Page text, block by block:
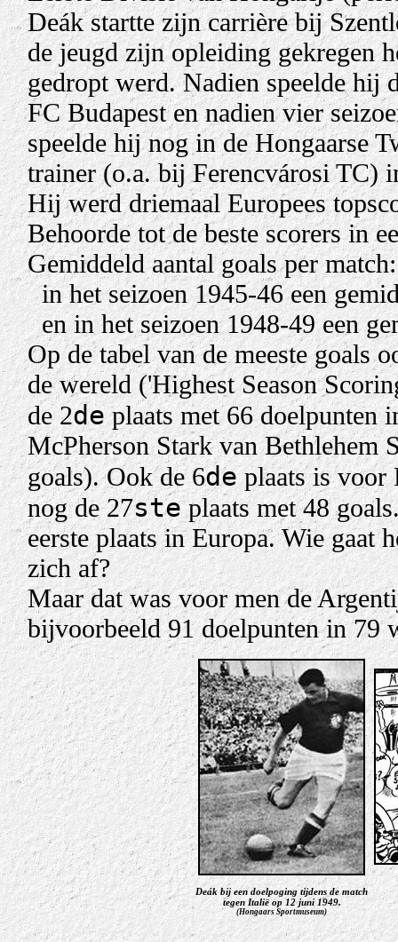
Deák startte zijn carrière bij
de jeugd zijn opleiding gekregen
gedropt werd. Nadien speelde hij
FC Budapest en nadien vier
speelde hij nog in de Hongaarse
trainer (o.a. bij Ferencvárosi TC)
Hij werd driemaal Europees
Behoorde tot de beste scorers in
Gemiddeld aantal goals per match:
in het seizoen 1945-46 een
en in het seizoen 1948-49 een
Op de tabel van de meeste goals
de wereld ('Highest Season
de 2deplaats met 66 doelpunten
McPherson Stark van Bethlehem
goals). Ook de 6deplaats is voor
nog de 27steplaats met 48
eerste plaats in Europa. Wie gaat
zich af?
Maar dat was voor men de
bijvoorbeeld 91 doelpunten in 79
Deák bij een doelpoging tijdens de match
tegen Italië op 12 juni 1949.
(Hongaars Sportmuseum)